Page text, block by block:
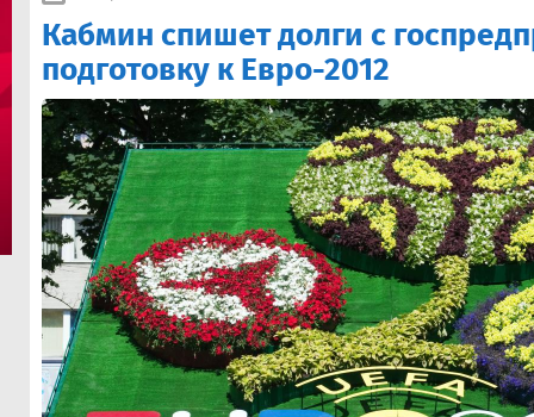
Кабмин спишет долги с
подготовку к Евро-2012